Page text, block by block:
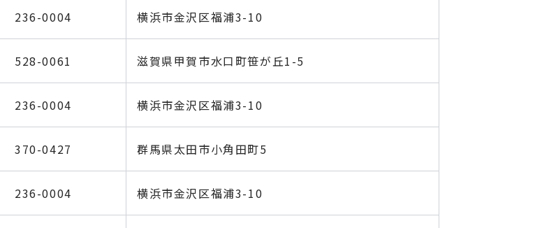
236-0004 横浜市金沢区福浦3-10
528-0061 滋賀県甲賀市水口町笹が丘1-5
236-0004 横浜市金沢区福浦3-10
370-0427 群馬県太田市小角田町5
236-0004 横浜市金沢区福浦3-10